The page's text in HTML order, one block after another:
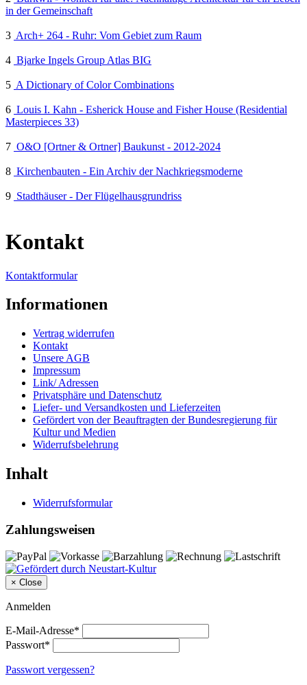
in der Gemeinschaft
3 Arch+ 264 - Ruhr: Vom Gebiet zum Raum
4 Bjarke Ingels Group Atlas BIG
5 A Dictionary of Color Combinations
6 Louis I. Kahn - Esherick House and Fisher House (Residential
Masterpieces 33)
7 O&O [Ortner & Ortner] Baukunst - 2012-2024
8 Kirchenbauten - Ein Archiv der Nachkriegsmoderne
9 Stadthäuser - Der Flügelhausgrundriss
Kontakt
Kontaktformular
Informationen
Vertrag widerrufen
Kontakt
Unsere AGB
Impressum
Link/ Adressen
Privatsphäre und Datenschutz
Liefer- und Versandkosten und Lieferzeiten
Gefördert von der Beauftragten der Bundesregierung für
Kultur und Medien
Widerrufsbelehrung
Inhalt
Widerrufsformular
Zahlungsweisen
× Close
Anmelden
E-Mail-Adresse*
Passwort*
Passwort vergessen?